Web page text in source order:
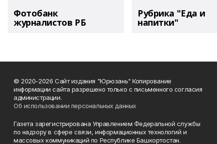
Фотобанк
журналистов РБ
Рубрика "Еда и
напитки"
© 2020-2026 Сайт издания "Юрюзань" Копирование
информации сайта разрешено только с письменного согласия
администрации.
Об использовании персональных данных
Газета зарегистрирована Управлением Федеральной службы
по надзору в сфере связи, информационных технологий и
массовых коммуникаций по Республике Башкортостан.